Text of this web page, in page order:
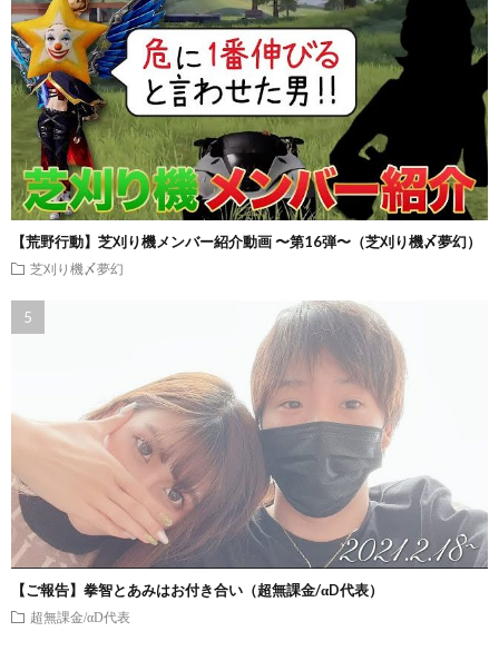
【荒野行動】芝刈り機メンバー紹介動画 〜第16弾〜（芝刈り機〆夢幻）
芝刈り機〆夢幻
【ご報告】拳智とあみはお付き合い（超無課金/αD代表）
超無課金/αD代表